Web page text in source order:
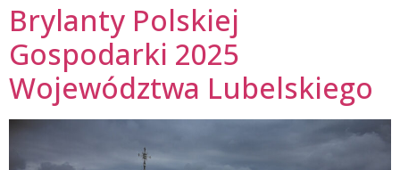
Brylanty Polskiej
Gospodarki 2025
Województwa Lubelskiego